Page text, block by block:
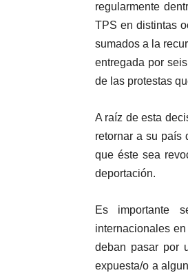
regularmente
TPS en distintas
sumados a la
entregada por
de las protestas
A raíz de esta
retornar a su país
que éste sea
deportación.
Es importante
internacionales
deban pasar por
expuesta/o a